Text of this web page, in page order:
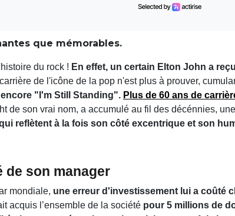
que mémorables.
du rock ! En effet, un certain Elton John a
de l'icône de la pop n'est plus à prouver,
"I'm Still Standing". Plus de 60 ans de
de son vrai nom, a accumulé au fil des décénnies,
reflètent à la fois son côté excentrique et son
de son manager
mondiale, une erreur d'investissement lui a coûté
acquis l’ensemble de la société pour 5 millions de